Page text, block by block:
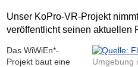
Unser KoPro-VR-Projekt
veröffentlicht seinen aktuellen
Umgebung
Das WiWiEn*-
Projekt baut eine